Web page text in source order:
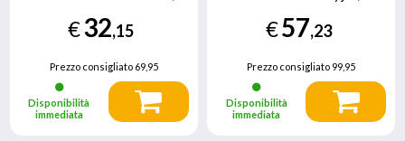
€32,15
Prezzo consigliato69,95
Disponibilità
immediata
D’acqua. 1 Idropulsore
€57,23
Prezzo consigliato 99,95
Disponibilità
immediata